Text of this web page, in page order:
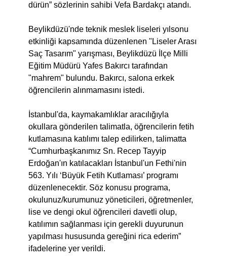
dürün” sözlerinin sahibi Vefa Bardakçı atandı.
Beylikdüzü'nde teknik meslek liseleri yılsonu
etkinliği kapsamında düzenlenen "Liseler Arası
Saç Tasarım" yarışması, Beylikdüzü İlçe Milli
Eğitim Müdürü Yafes Bakırcı tarafından
"mahrem" bulundu. Bakırcı, salona erkek
öğrencilerin alınmamasını istedi.
İstanbul'da, kaymakamlıklar aracılığıyla
okullara gönderilen talimatla, öğrencilerin fetih
kutlamasına katılımı talep edilirken, talimatta
“Cumhurbaşkanımız Sn. Recep Tayyip
Erdoğan'ın katılacakları İstanbul'un Fethi'nin
563. Yılı ‘Büyük Fetih Kutlaması’ programı
düzenlenecektir. Söz konusu programa,
okulunuz/kurumunuz yöneticileri, öğretmenler,
lise ve dengi okul öğrencileri davetli olup,
katılımın sağlanması için gerekli duyurunun
yapılması hususunda gereğini rica ederim”
ifadelerine yer verildi.